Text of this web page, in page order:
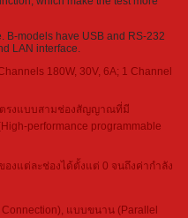
B-models have USB and RS-232
LAN interface.
180W, 30V, 6A; 1 Channel
ตรงแบบสามช่องสัญญาณที่มี
performance programmable
งแต่ละช่องได้ตั้งแต่ 0 จนถึงค่ากำลัง
แบบขนาน (Parallel